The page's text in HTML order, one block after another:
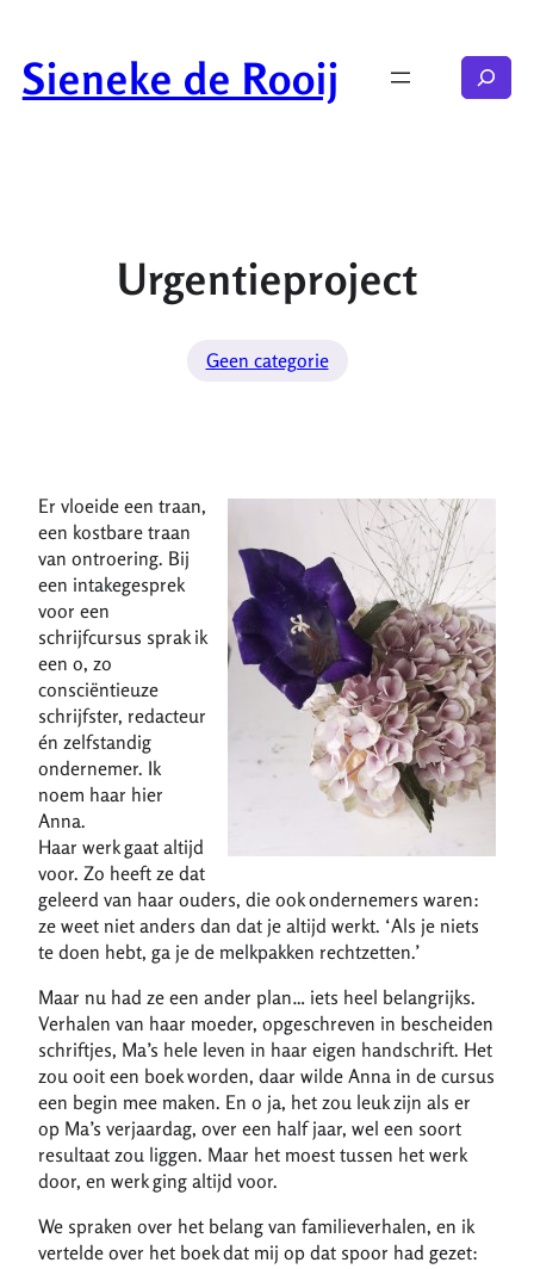
naar
deSieneke de Rooij Zoeken
Urgentieproject
Geen categorie
Er vloeide een traan,
een kostbare traan
van ontroering. Bij
een intakegesprek
voor een
schrijfcursus sprak ik
een o, zo
consciëntieuze
schrijfster, redacteur
én zelfstandig
ondernemer. Ik
noem haar hier
Anna.
Haar werk gaat altijd
voor. Zo heeft ze dat
geleerd van haar ouders, die ook ondernemers waren:
ze weet niet anders dan dat je altijd werkt. ‘Als je niets
te doen hebt, ga je de melkpakken rechtzetten.’
Maar nu had ze een ander plan… iets heel belangrijks.
Verhalen van haar moeder, opgeschreven in bescheiden
schriftjes, Ma’s hele leven in haar eigen handschrift. Het
zou ooit een boek worden, daar wilde Anna in de cursus
een begin mee maken. En o ja, het zou leuk zijn als er
op Ma’s verjaardag, over een half jaar, wel een soort
resultaat zou liggen. Maar het moest tussen het werk
door, en werk ging altijd voor.
We spraken over het belang van familieverhalen, en ik
vertelde over het boek dat mij op dat spoor had gezet: